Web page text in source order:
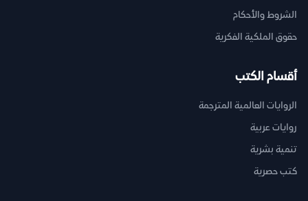
الشروط والأحكام
حقوق الملكية الفكرية
أقسام الكتب
الروايات العالمية المترجمة
روايات عربية
تنمية بشرية
كتب حصرية